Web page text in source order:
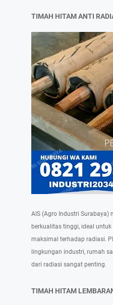
TIMAH HITAM ANTI
AIS (Agro Industri
berkualitas tinggi, ideal
maksimal terhadap radiasi.
lingkungan industri, rumah
dari radiasi sangat penting.
TIMAH HITAM